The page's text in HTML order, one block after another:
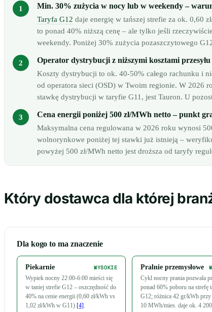
Min. 30% zużycia w nocy lub w weekendy –
Taryfa G12 daje energię w tańszej strefie za ok. 0,60
to ponad 40% niższą cenę – ale tylko jeśli
weekendy. Poniżej 30% zużycia pozaszczytowego
Operator dystrybucji z niższymi kosztami
Koszty dystrybucji to ok. 40-50% całego rachunku i
od operatora sieci (OSD) w Twoim regionie. W 2026
stawkę dystrybucji w taryfie G11, jest Tauron. U
Cena energii poniżej 500 zł/MWh netto – punkt
Maksymalna cena regulowana w 2026 roku wynosi
wolnorynkowe poniżej tej stawki już istnieją –
powyżej 500 zł/MWh netto jest droższa od taryfy
Który dostawca dla której
Dla kogo to ma znaczenie
Piekarnie WYSOKIE
Wypiek nocny 22:00-6:00 mieści się
w taniej strefie G12 – oszczędność do
40% na cenie energii (0,60 zł/kWh vs
1,02 zł/kWh w G11) [4].
Pralnie przemysłowe
Cykl nocny prania pozwala
ponad 60% poboru na strefę
G12; różnica 42 gr/kWh
10 MWh/mies. daje ok. 4 200